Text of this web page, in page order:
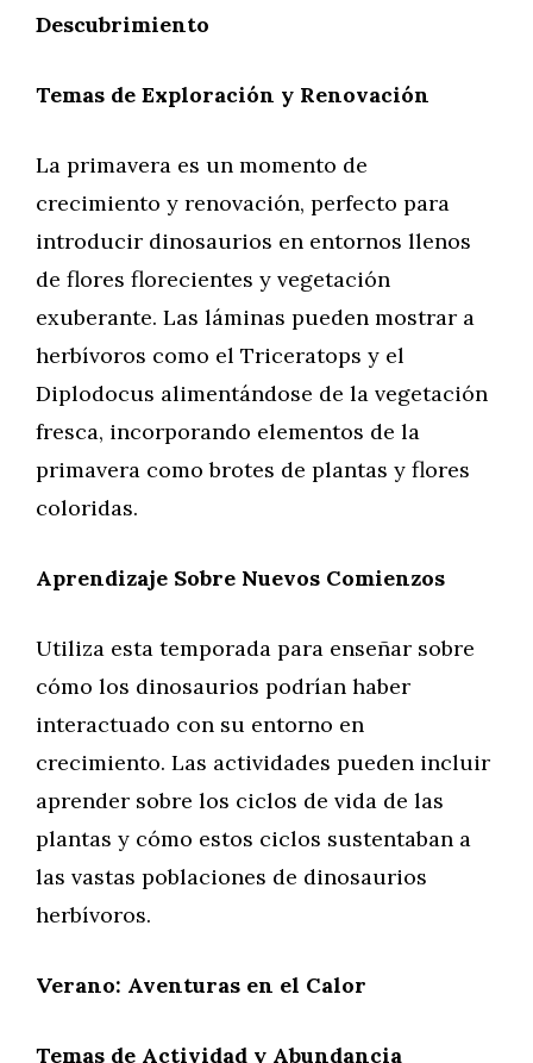
Descubrimiento
Temas de Exploración y Renovación
La primavera es un momento de
crecimiento y renovación, perfecto para
introducir dinosaurios en entornos llenos
de flores florecientes y vegetación
exuberante. Las láminas pueden mostrar a
herbívoros como el Triceratops y el
Diplodocus alimentándose de la vegetación
fresca, incorporando elementos de la
primavera como brotes de plantas y flores
coloridas.
Aprendizaje Sobre Nuevos Comienzos
Utiliza esta temporada para enseñar sobre
cómo los dinosaurios podrían haber
interactuado con su entorno en
crecimiento. Las actividades pueden incluir
aprender sobre los ciclos de vida de las
plantas y cómo estos ciclos sustentaban a
las vastas poblaciones de dinosaurios
herbívoros.
Verano: Aventuras en el Calor
Temas de Actividad y Abundancia